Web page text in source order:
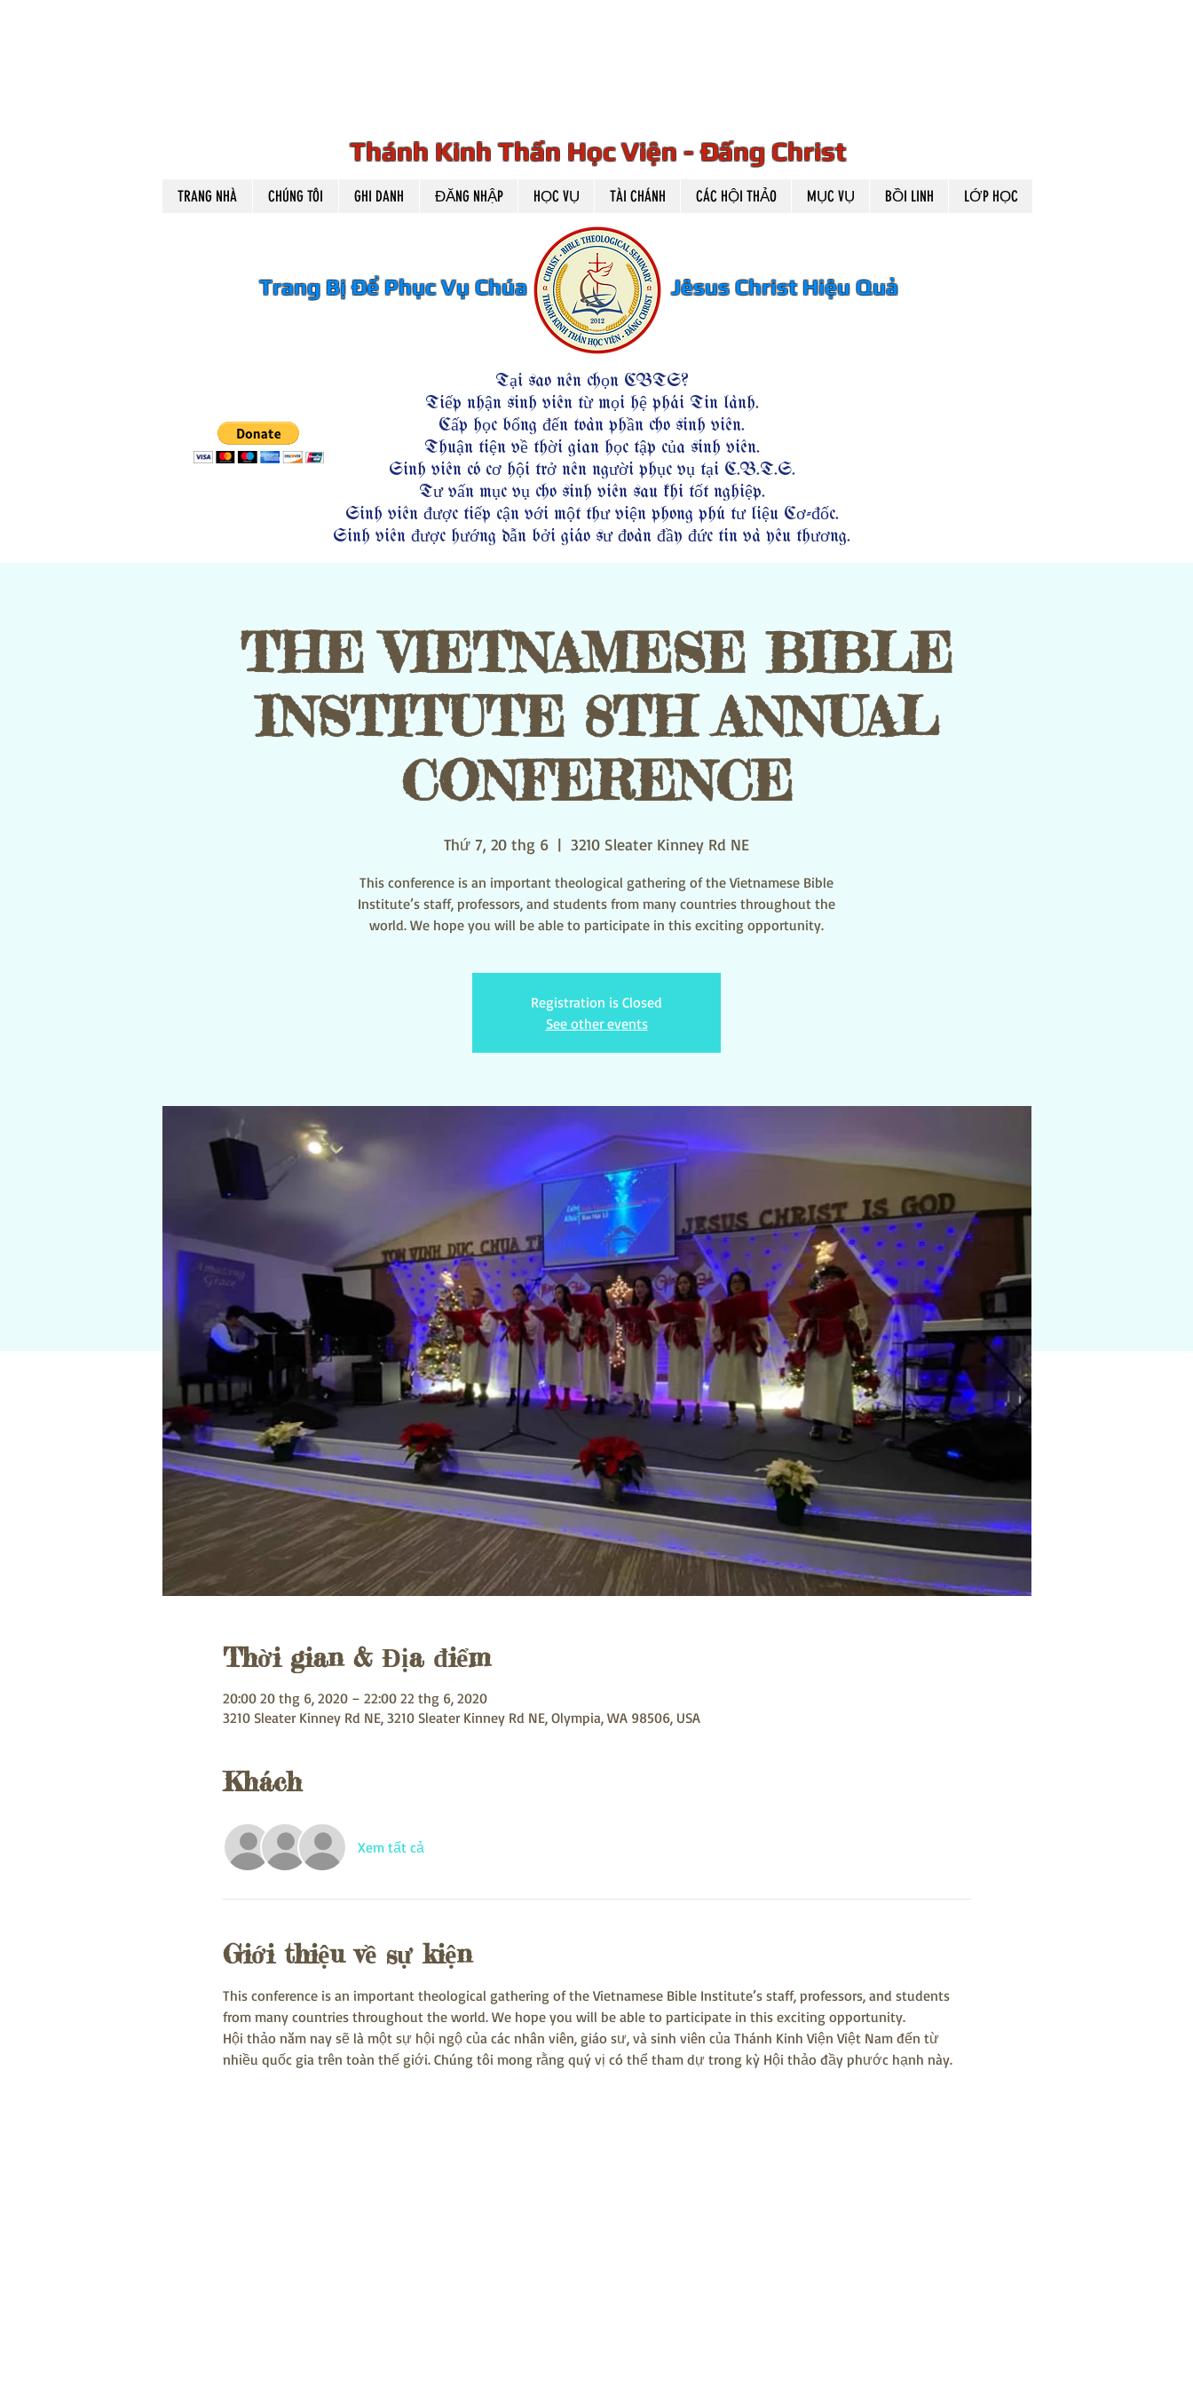
Thánh Kinh Thần Học Viện - Đấng Christ
TRANG NHÀ CHÚNG TÔI GHI DANH ĐĂNG NHẬP HỌC VỤ TÀI CHÁNH CÁC HỘI THẢO MỤC VỤ BỒI LINH LỚP HỌC
Trang Bị Để Phục Vụ Chúa Jêsus Christ Hiệu Quả
Tại sao nên chọn CBTS?
Tiếp nhận sinh viên từ mọi hệ phái Tin lành.
Cấp học bổng đến toàn phần cho sinh viên.
Thuận tiện về thời gian học tập của sinh viên.
Sinh viên có cơ hội trở nên người phục vụ tại C.B.T.S.
Tư vấn mục vụ cho sinh viên sau khi tốt nghiệp.
Sinh viên được tiếp cận với một thư viện phong phú tư liệu Cơ-đốc.
Sinh viên được hướng dẫn bởi giáo sư đoàn đầy đức tin và yêu thương.
THE VIETNAMESE BIBLE
INSTITUTE 8TH ANNUAL
CONFERENCE
Thứ 7, 20 thg 6
  |
3210 Sleater Kinney Rd NE
This conference is an important theological gathering of the Vietnamese Bible
Institute’s staff, professors, and students from many countries throughout the
Registration is Closed
See other events
Thời gian & Địa điểm
20:00 20 thg 6, 2020 – 22:00 22 thg 6, 2020
3210 Sleater Kinney Rd NE, 3210 Sleater Kinney Rd NE, Olympia, WA 98506, USA
Khách
Xem tất cả
Giới thiệu về sự kiện
This conference is an important theological gathering of the Vietnamese Bible Institute’s staff, professors, and students
from many countries throughout the world. We hope you will be able to participate in this exciting opportunity.
Hội thảo năm nay sẽ là một sự hội ngộ của các nhân viên, giáo sư, và sinh viên của Thánh Kinh Viện Việt Nam đến từ
nhiều quốc gia trên toàn thế giới. Chúng tôi mong rằng quý vị có thể tham dự trong kỳ Hội thảo đầy phước hạnh này.